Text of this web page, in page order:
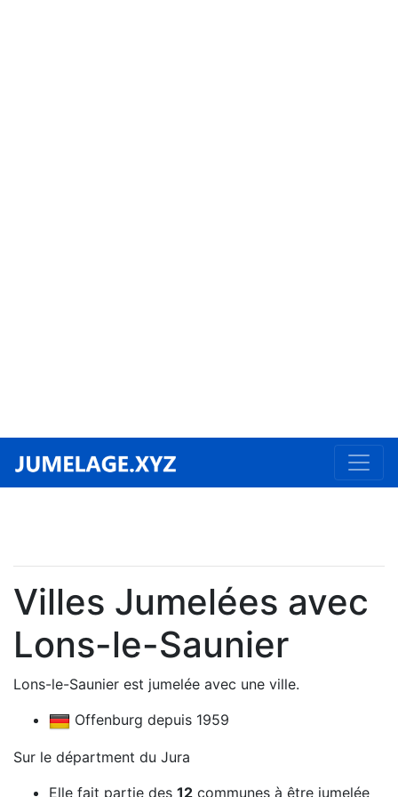
Villes Jumelées avec
Lons-le-Saunier
Lons-le-Saunier est jumelée avec une ville.
Offenburg depuis 1959
Sur le départment du Jura
Elle fait partie des 12 communes à être jumelée